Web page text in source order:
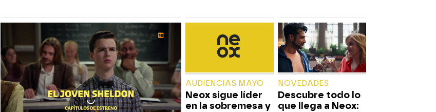
AUDIENCIAS MAYO
Neox sigue líder
en la sobremesa y
NOVEDADES
Descubre todo lo
que llega a Neox: